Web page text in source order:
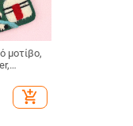
μοτίβο,
add_shopping_cart